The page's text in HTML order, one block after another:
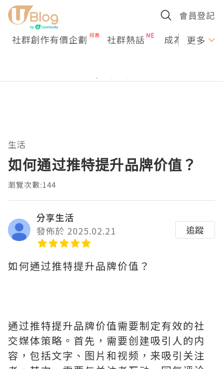
會員登記
社群創作有價企劃 社群熱話 成為U更多
生活
如何通过推特提升品牌价值？
瀏覽次數:144
分享生活
發佈於 2025.02.21
追蹤
如何通过推特提升品牌价值？
通过推特提升品牌价值需要制定有效的社
交媒体策略。首先，需要创建吸引人的内
容，包括文字、图片和视频，来吸引关注